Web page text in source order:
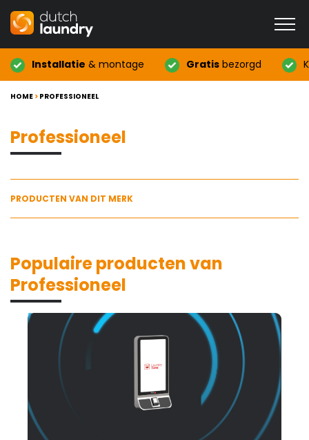
Installatie & montage Gratis bezorgd
HOME > PROFESSIONEEL
Professioneel
PRODUCTEN VAN DIT MERK
Populaire producten van
Professioneel